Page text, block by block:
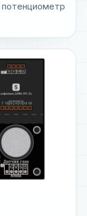
потенциометр